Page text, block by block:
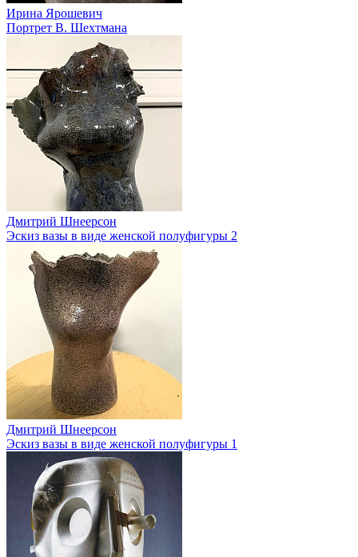
Ирина Ярошевич
Портрет В. Шехтмана
Дмитрий Шнеерсон
Эскиз вазы в виде женской полуфигуры 2
Дмитрий Шнеерсон
Эскиз вазы в виде женской полуфигуры 1